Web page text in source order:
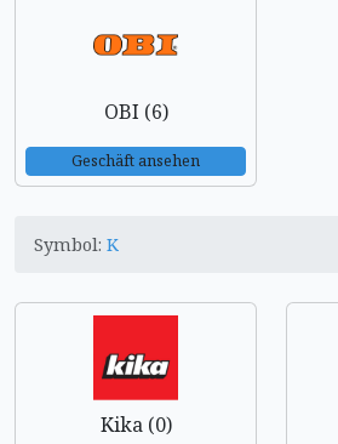
OBI (6)
Geschäft ansehen
Symbol: K
Kika (0)